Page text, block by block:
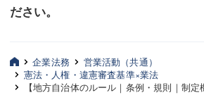
みずほ中央の特長・形式編
三平 聡史
ださい。
みずほ中央の特長・形式編
三平 聡史
企業法務
営業活動（共通）
憲法・人権・違憲審査基準×業法
【地方自治体のルール｜条例・規則｜制定